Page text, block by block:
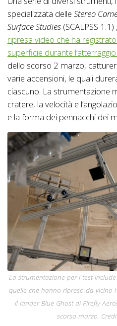
specializzata delle Stereo
Surface Studies (SCALPSS
ripresa video che ha
superficie durante
dello scorso 2 marzo,
varie accensioni, le quali
ciascuno. La strumentazione
cratere, la velocità e
e la forma dei pennacchi dei
La strumentazione per i test include
quelle che hanno ripreso da vicino
il landerBlue Ghost di Firefly
scorso marzo.